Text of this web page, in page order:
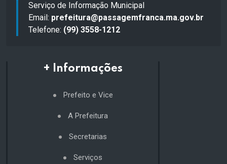
Serviço de Informação Municipal
Email: prefeitura@passagemfranca.ma.gov.br
Telefone: (99) 3558-1212
+ Informações
Prefeito e Vice
A Prefeitura
Secretarias
Serviços